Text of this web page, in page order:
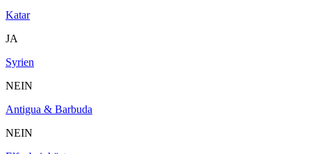
Katar
JA
Syrien
NEIN
Antigua & Barbuda
NEIN